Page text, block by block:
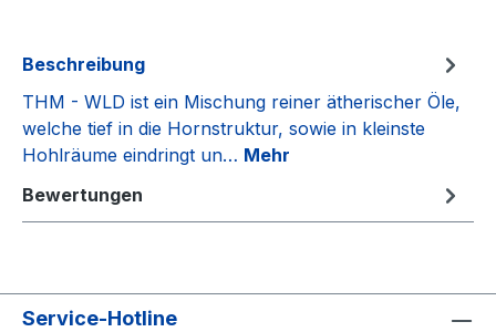
Beschreibung
THM - WLD ist ein Mischung reiner ätherischer Öle,
welche tief in die Hornstruktur, sowie in kleinste
Hohlräume eindringt un… Mehr
Bewertungen
Service-Hotline